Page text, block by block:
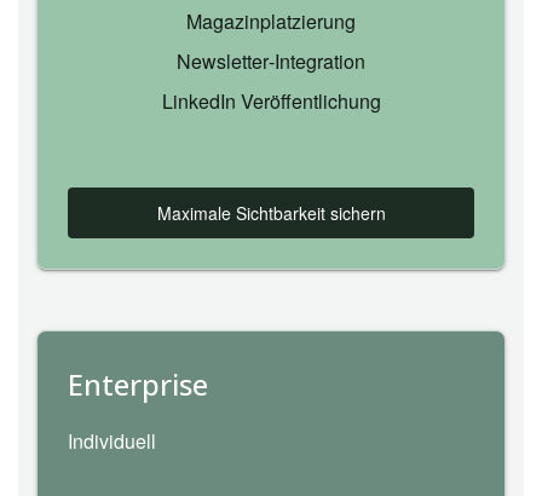
Magazinplatzierung
Newsletter‑Integration
LinkedIn Veröffentlichung
Maximale Sichtbarkeit sichern
Enterprise
Individuell